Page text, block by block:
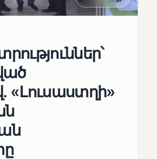
«Լուսաստղի»